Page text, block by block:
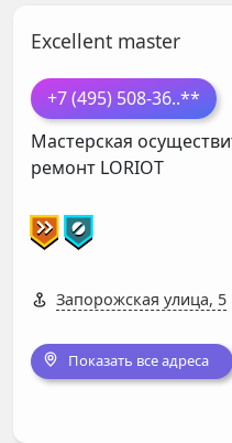
Excellent master
+7 (495) 508-36..**
Мастерская
ремонт LORIOT
Запорожская улица, 5
Показать все адреса